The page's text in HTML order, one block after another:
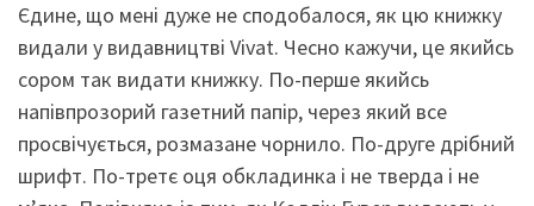
Єдине, що мені дуже не сподобалося, як цю книжку
видали у видавництві Vivat. Чесно кажучи, це якийсь
сором так видати книжку. По-перше якийсь
напівпрозорий газетний папір, через який все
просвічується, розмазане чорнило. По-друге дрібний
шрифт. По-третє оця обкладинка і не тверда і не